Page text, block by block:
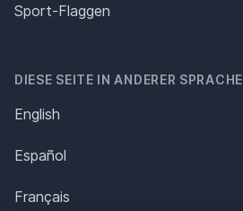
Sport-Flaggen
DIESE SEITE IN ANDERER SPRACHE
English
Español
Français